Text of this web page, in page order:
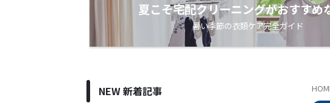
ウ
ハ
ウ
メ
夏こそ宅配クリーニングがおすすめ
暑い季節の衣類ケア完全ガイド
NEW 新着記事